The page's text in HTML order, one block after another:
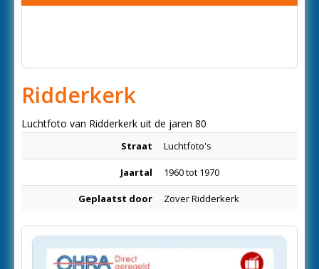
Ridderkerk
Luchtfoto van Ridderkerk uit de jaren 80
Straat Luchtfoto's
Jaartal 1960 tot 1970
Geplaatst door Zover Ridderkerk